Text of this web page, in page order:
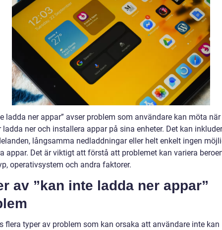
ladda ner appar” avser problem som användare kan möta när
ladda ner och installera appar på sina enheter. Det kan
långsamma nedladdningar eller helt enkelt ingen
appar. Det är viktigt att förstå att problemet kan variera
operativsystem och andra faktorer.
av ”kan inte ladda ner appar”
flera typer av problem som kan orsaka att användare inte kan